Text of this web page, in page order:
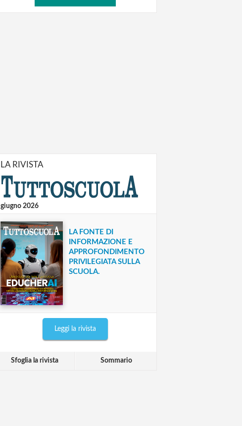
LA RIVISTA
giugno 2026
LA FONTE DI
INFORMAZIONE E
APPROFONDIMENTO
PRIVILEGIATA SULLA
SCUOLA.
Leggi la rivista
Sfoglia la rivista Sommario